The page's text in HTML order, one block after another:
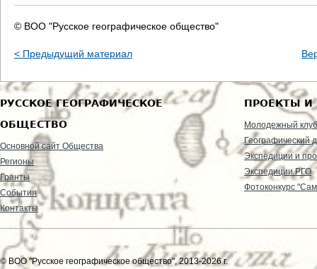
© ВОО "Русское географическое общество"
< Предыдущий материал
РУССКОЕ ГЕОГРАФИЧЕСКОЕ
ОБЩЕСТВО
Основной сайт Общества
Регионы
Гранты
События
Контакты
ПРОЕКТЫ И
Молодежный клуб
Географический
Экспедиции и
Экспедиции РГО
Фотоконкурс
© ВОО "Русское географическое общество", 2013-2026 г.